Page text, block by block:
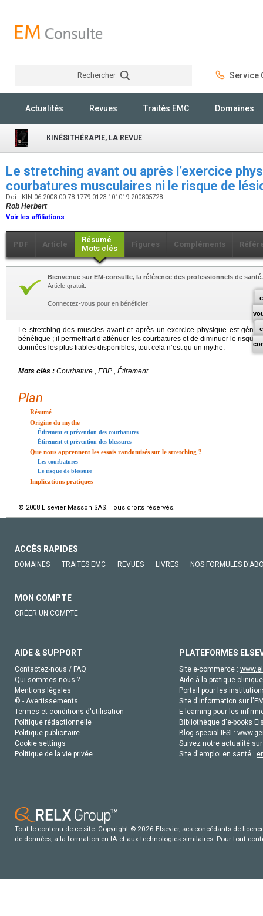
Rechercher Service
Actualités Revues Traités EMC Domaines
KINÉSITHÉRAPIE, LA REVUE
Le stretching avant ou après l’exercice
courbatures musculaires ni le risque de
Doi : KIN-06-2008-00-78-1779-0123-101019-200805728
Rob Herbert
Voir les affiliations
PDF Article
Résumé
Mots clés
Figures Compléments
Bienvenue sur EM-consulte, la référence des professionnels de santé.
Article gratuit.
Connectez-vous pour en bénéficier!
Le stretching des muscles avant et après un exercice physique est
bénéfique ; il permettrait d’atténuer les courbatures et de diminuer le
données les plus fiables disponibles, tout cela n’est qu’un mythe.
Mots clés : Courbature , EBP , Étirement
Plan
Résumé
Origine du mythe
Étirement et prévention des courbatures
Étirement et prévention des blessures
Que nous apprennent les essais randomisés sur le stretching ?
Les courbatures
Le risque de blessure
Implications pratiques
© 2008 Elsevier Masson SAS. Tous droits réservés.
ACCÈS RAPIDES
DOMAINES TRAITÉS EMC REVUES LIVRES NOS FORMULES
MON COMPTE
CRÉER UN COMPTE
AIDE & SUPPORT
Contactez-nous / FAQ
Qui sommes-nous ?
Mentions légales
© - Avertissements
Termes et conditions d'utilisation
Politique rédactionnelle
Politique publicitaire
Cookie settings
Politique de la vie privée
PLATEFORMES
Site e-commerce :
Aide à la pratique
Portail pour les
Site d'information sur
E-learning pour les
Bibliothèque d'e-books
Blog special IFSI :
Suivez notre actualité
Site d'emploi en santé :
Tout le contenu de ce site: Copyright © 2026 Elsevier, ses concédants de
de données, a la formation en IA et aux technologies similaires. Pour tout